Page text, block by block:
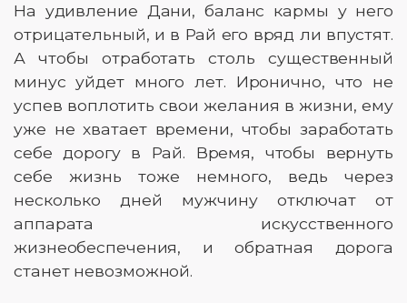
На удивление Дани, баланс кармы у него
отрицательный, и в Рай его вряд ли впустят.
А чтобы отработать столь существенный
минус уйдет много лет. Иронично, что не
успев воплотить свои желания в жизни, ему
уже не хватает времени, чтобы заработать
себе дорогу в Рай. Время, чтобы вернуть
себе жизнь тоже немного, ведь через
несколько дней мужчину отключат от
аппарата искусственного
жизнеобеспечения, и обратная дорога
станет невозможной.